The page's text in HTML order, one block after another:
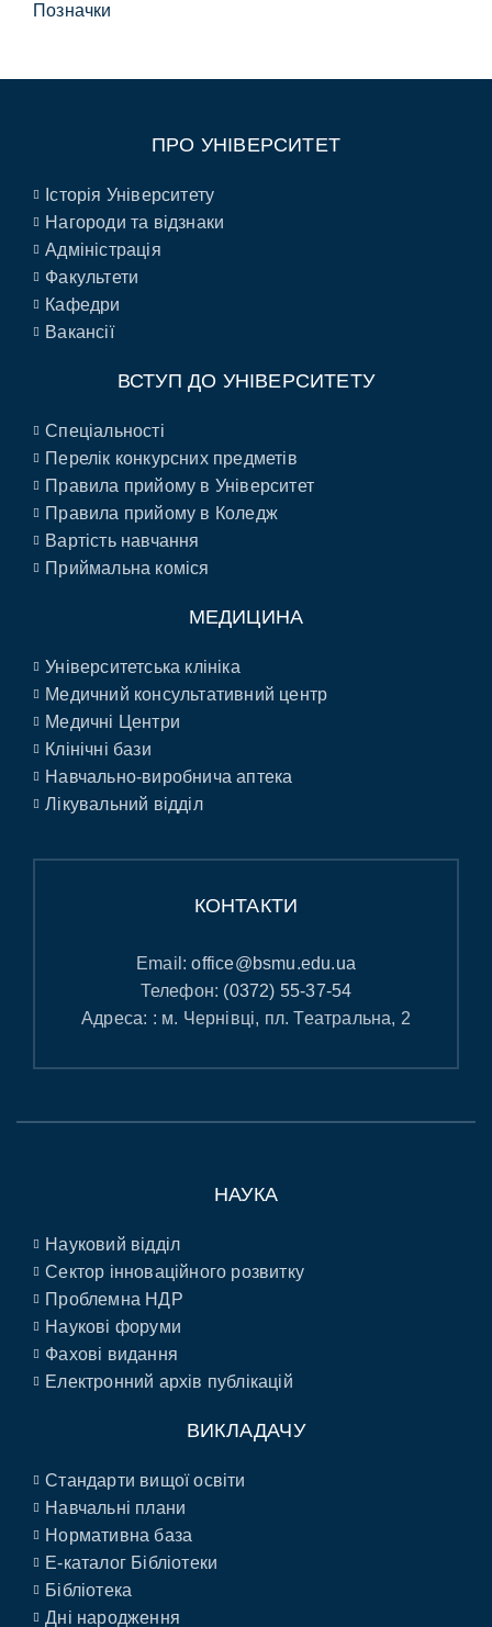
Позначки
ПРО УНІВЕРСИТЕТ
Історія Університету
Нагороди та відзнаки
Адміністрація
Факультети
Кафедри
Вакансії
ВСТУП ДО УНІВЕРСИТЕТУ
Спеціальності
Перелік конкурсних предметів
Правила прийому в Університет
Правила прийому в Коледж
Вартість навчання
Приймальна коміся
МЕДИЦИНА
Університетська клініка
Медичний консультативний центр
Медичні Центри
Клінічні бази
Навчально-виробнича аптека
Лікувальний відділ
КОНТАКТИ
Email:office@bsmu.edu.ua
Телефон: (0372) 55-37-54
Адреса: : м. Чернівці, пл. Театральна, 2
НАУКА
Науковий відділ
Сектор інноваційного розвитку
Проблемна НДР
Наукові форуми
Фахові видання
Електронний архів публікацій
ВИКЛАДАЧУ
Стандарти вищої освіти
Навчальні плани
Нормативна база
E-каталог Бібліотеки
Бібліотека
Дні народження